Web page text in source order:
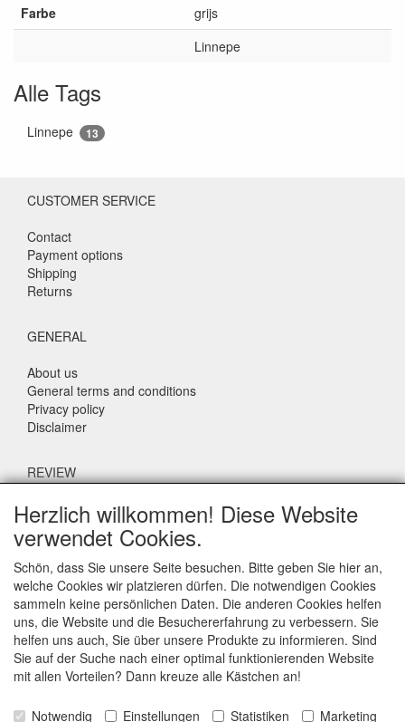
Farbe
grijs
Linnepe
Alle Tags
Linnepe 13
CUSTOMER SERVICE
Contact
Payment options
Shipping
Returns
GENERAL
About us
General terms and conditions
Privacy policy
Disclaimer
REVIEW
What do others say about us?
Customers rate our service, price and speed with an average
score of 9.4 (Q1 Quality Report 2024)
CONTACT DETAILS
Adriaen Banckertstraat 6
3115 JE SCHIEDAM
The Netherlands
Herzlich willkommen! Diese Website
verwendet Cookies.
Schön, dass Sie unsere Seite besuchen. Bitte geben Sie hier an,
welche Cookies wir platzieren dürfen. Die notwendigen Cookies
sammeln keine persönlichen Daten. Die anderen Cookies helfen
uns, die Website und die Besuchererfahrung zu verbessern. Sie
helfen uns auch, Sie über unsere Produkte zu informieren. Sind
Sie auf der Suche nach einer optimal funktionierenden Website
mit allen Vorteilen? Dann kreuze alle Kästchen an!
Notwendig Einstellungen Statistiken Marketing